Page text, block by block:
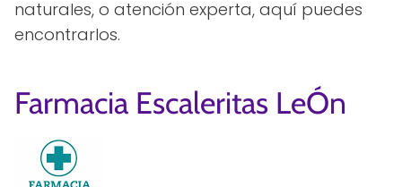
naturales, o atención experta, aquí puedes
encontrarlos.
Farmacia Escaleritas LeÓn